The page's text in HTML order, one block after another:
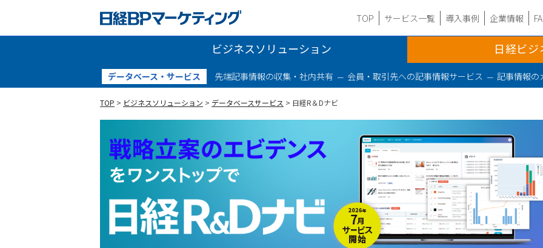
企業情報
導入事例
サービス一覧
TOP
ビジネスソリューション 日経ビ
データベース・サービス 先端記事情報の収集・社内共有 会員・取引先への記事情報サービス
記事情報の
TOP > ビジネスソリューション > データベースサービス > 日経R＆Dナビ